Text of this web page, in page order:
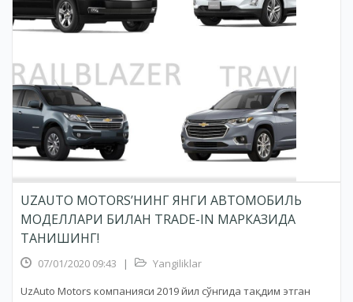
UZAUTO MOTORS’НИНГ ЯНГИ АВТОМОБИЛЬ
МОДЕЛЛАРИ БИЛАН TRADE-IN МАРКАЗИДА
ТАНИШИНГ!
07/01/2020 09:43 |
Yangiliklar
UzAuto Motors компанияси 2019 йил сўнгида тақдим этган